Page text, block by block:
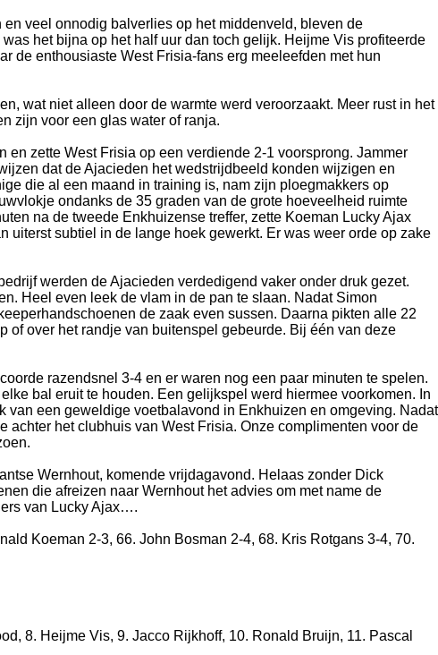
veel onnodig balverlies op het middenveld, bleven de
het bijna op het half uur dan toch gelijk. Heijme Vis profiteerde
de enthousiaste West Frisia-fans erg meeleefden met hun
wat niet alleen door de warmte werd veroorzaakt. Meer rust in het
zijn voor een glas water of ranja.
zette West Frisia op een verdiende 2-1 voorsprong. Jammer
dat de Ajacieden het wedstrijdbeeld konden wijzigen en
die al een maand in training is, nam zijn ploegmakkers op
ondanks de 35 graden van de grote hoeveelheid ruimte
na de tweede Enkhuizense treffer, zette Koeman Lucky Ajax
uiterst subtiel in de lange hoek gewerkt. Er was weer orde op zake
werden de Ajacieden verdedigend vaker onder druk gezet.
Heel even leek de vlam in de pan te slaan. Nadat Simon
de zaak even sussen. Daarna pikten alle 22
of over het randje van buitenspel gebeurde. Bij één van deze
razendsnel 3-4 en er waren nog een paar minuten te spelen.
bal eruit te houden. Een gelijkspel werd hiermee voorkomen. In
een geweldige voetbalavond in Enkhuizen en omgeving. Nadat
het clubhuis van West Frisia. Onze complimenten voor de
Wernhout, komende vrijdagavond. Helaas zonder Dick
die afreizen naar Wernhout het advies om met name de
van Lucky Ajax….
Koeman 2-3, 66. John Bosman 2-4, 68. Kris Rotgans 3-4, 70.
8. Heijme Vis, 9. Jacco Rijkhoff, 10. Ronald Bruijn, 11. Pascal